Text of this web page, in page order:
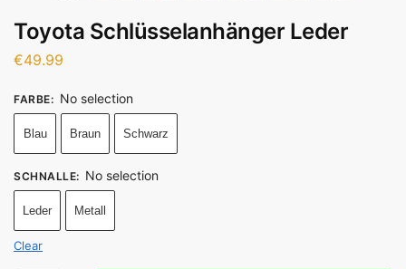
Toyota Schlüsselanhänger Leder
€49.99
FARBE: No selection
Blau Braun Schwarz
SCHNALLE: No selection
Leder Metall
Clear